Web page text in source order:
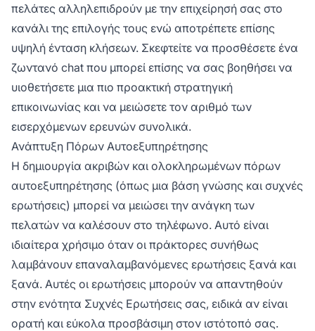
πελάτες αλληλεπιδρούν με την επιχείρησή σας στο
κανάλι της επιλογής τους ενώ αποτρέπετε επίσης
υψηλή ένταση κλήσεων. Σκεφτείτε να προσθέσετε ένα
ζωντανό chat που μπορεί επίσης να σας βοηθήσει να
υιοθετήσετε μια πιο προακτική στρατηγική
επικοινωνίας και να μειώσετε τον αριθμό των
εισερχόμενων ερευνών συνολικά.
Ανάπτυξη Πόρων Αυτοεξυπηρέτησης
Η δημιουργία ακριβών και ολοκληρωμένων πόρων
αυτοεξυπηρέτησης (όπως μια βάση γνώσης και συχνές
ερωτήσεις) μπορεί να μειώσει την ανάγκη των
πελατών να καλέσουν στο τηλέφωνο. Αυτό είναι
ιδιαίτερα χρήσιμο όταν οι πράκτορες συνήθως
λαμβάνουν επαναλαμβανόμενες ερωτήσεις ξανά και
ξανά. Αυτές οι ερωτήσεις μπορούν να απαντηθούν
στην ενότητα Συχνές Ερωτήσεις σας, ειδικά αν είναι
ορατή και εύκολα προσβάσιμη στον ιστότοπό σας.